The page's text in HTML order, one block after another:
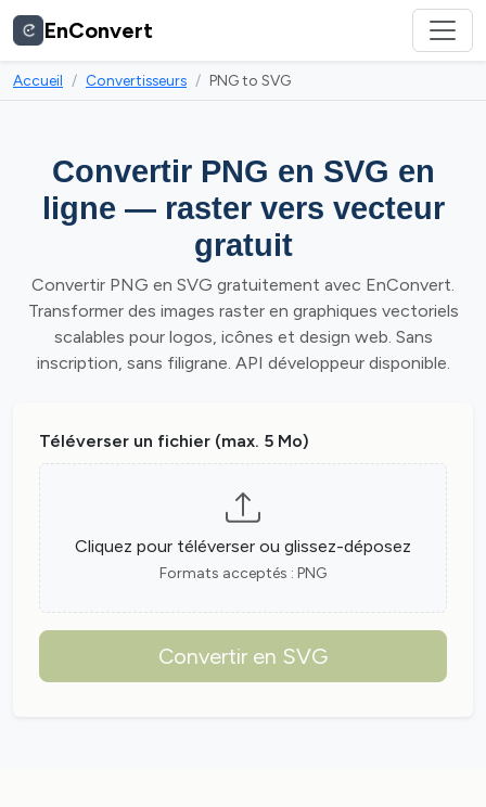
EnConvert
Accueil Convertisseurs PNG to SVG
Convertir PNG en SVG en
ligne — raster vers vecteur
gratuit
Convertir PNG en SVG gratuitement avec EnConvert.
Transformer des images raster en graphiques vectoriels
scalables pour logos, icônes et design web. Sans
inscription, sans filigrane. API développeur disponible.
Téléverser un fichier (max. 5 Mo)
Cliquez pour téléverser ou glissez-déposez
Formats acceptés : PNG
Convertir en SVG